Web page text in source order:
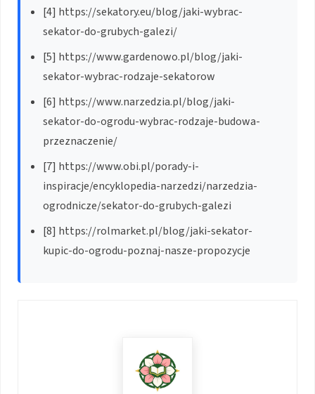
[4] https://sekatory.eu/blog/jaki-wybrac-
sekator-do-grubych-galezi/
[5] https://www.gardenowo.pl/blog/jaki-
sekator-wybrac-rodzaje-sekatorow
[6] https://www.narzedzia.pl/blog/jaki-
sekator-do-ogrodu-wybrac-rodzaje-budowa-
przeznaczenie/
[7] https://www.obi.pl/porady-i-
inspiracje/encyklopedia-narzedzi/narzedzia-
ogrodnicze/sekator-do-grubych-galezi
[8] https://rolmarket.pl/blog/jaki-sekator-
kupic-do-ogrodu-poznaj-nasze-propozycje